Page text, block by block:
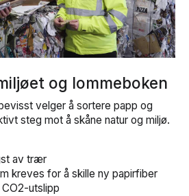
og lommeboken
velger å sortere papp og
steg mot å skåne natur og miljø.
av trær
kreves for å skille ny papirfiber
CO2-utslipp